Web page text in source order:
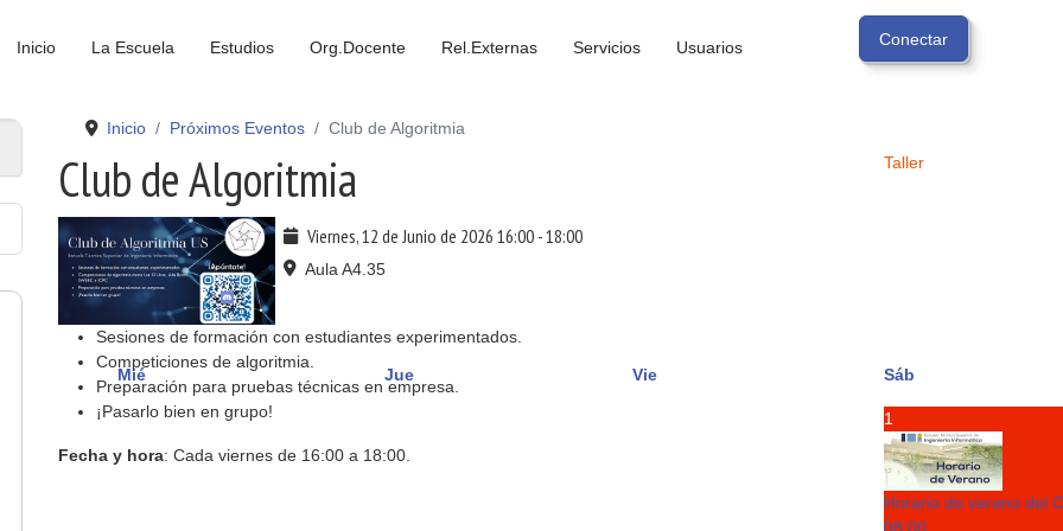
Inicio La Escuela Estudios Org.Docente Rel.Externas Servicios Usuarios
Mié Jue Vie Sáb
1
Horario de verano del
Inicio Próximos Eventos Club de Algoritmia
Club de Algoritmia Taller
Viernes, 12 de Junio de 2026 16:00-18:00
Aula A4.35
Sesiones de formación con estudiantes experimentados.
Competiciones de algoritmia.
Preparación para pruebas técnicas en empresa.
¡Pasarlo bien en grupo!
Fecha y hora: Cada viernes de 16:00 a 18:00.